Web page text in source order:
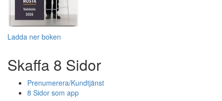
Ladda ner boken
Skaffa 8 Sidor
Prenumerera/Kundtjänst
8 Sidor som app